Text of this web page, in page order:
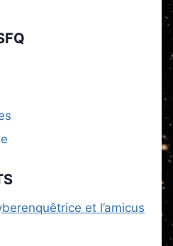
et l’amicus